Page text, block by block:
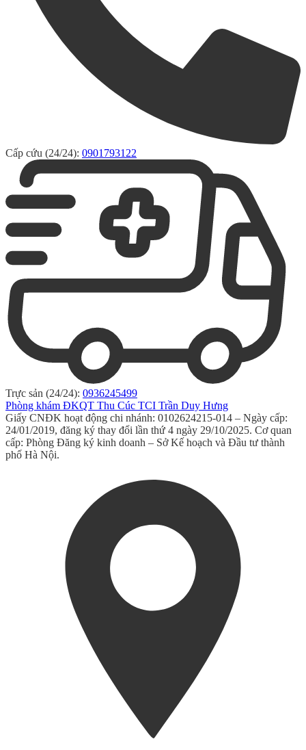
Cấp cứu (24/24): 0901793122
Trực sản (24/24): 0936245499
Phòng khám ĐKQT Thu Cúc TCI Trần Duy Hưng
Giấy CNĐK hoạt động chi nhánh: 0102624215-014 – Ngày cấp:
24/01/2019, đăng ký thay đổi lần thứ 4 ngày 29/10/2025. Cơ quan
cấp: Phòng Đăng ký kinh doanh – Sở Kế hoạch và Đầu tư thành
phố Hà Nội.